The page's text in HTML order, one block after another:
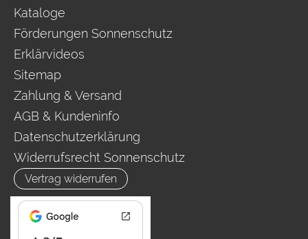
Kataloge
Förderungen Sonnenschutz
Erklärvideos
Sitemap
Zahlung & Versand
AGB & Kundeninfo
Datenschutzerklärung
Widerrufsrecht Sonnenschutz
Vertrag widerrufen